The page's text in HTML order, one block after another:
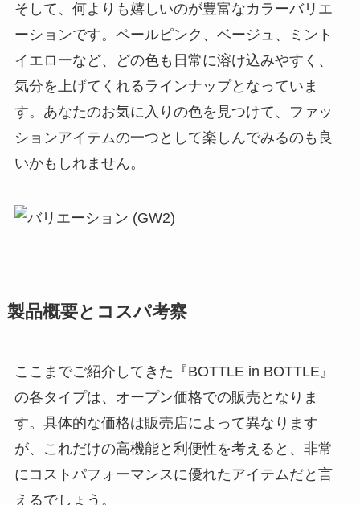
そして、何よりも嬉しいのが豊富なカラーバリエ
ーションです。ペールピンク、ベージュ、ミント
イエローなど、どの色も日常に溶け込みやすく、
気分を上げてくれるラインナップとなっていま
す。あなたのお気に入りの色を見つけて、ファッ
ションアイテムの一つとして楽しんでみるのも良
いかもしれません。
製品概要とコスパ考察
ここまでご紹介してきた『BOTTLE in BOTTLE』
の各タイプは、オープン価格での販売となりま
す。具体的な価格は販売店によって異なります
が、これだけの高機能と利便性を考えると、非常
にコストパフォーマンスに優れたアイテムだと言
えるでしょう。